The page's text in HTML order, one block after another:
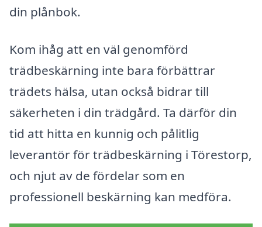
din plånbok.
Kom ihåg att en väl genomförd
trädbeskärning inte bara förbättrar
trädets hälsa, utan också bidrar till
säkerheten i din trädgård. Ta därför din
tid att hitta en kunnig och pålitlig
leverantör för trädbeskärning i Törestorp,
och njut av de fördelar som en
professionell beskärning kan medföra.